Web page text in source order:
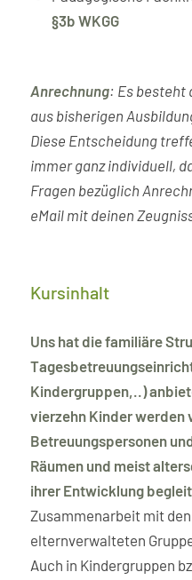
§3b WKGG
Anrechnung: Es besteht
aus bisherigen
Diese Entscheidung
immer ganz individuell,
Fragen bezüglich
eMail mit deinen
Kursinhalt
Uns hat die familiäre
Kindergruppen,..)
vierzehn Kinder werden
Betreuungspersonen
Räumen und meist
ihrer Entwicklung
Zusammenarbeit mit
elternverwalteten
Auch in Kindergruppen